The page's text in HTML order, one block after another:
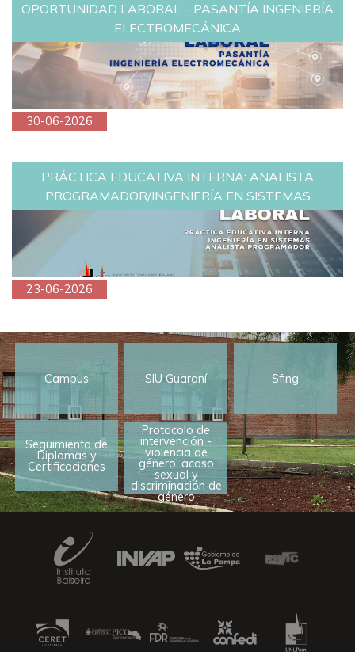
OPORTUNIDAD LABORAL – PASANTÍA INGENIERÍA
ELECTROMECÁNICA
30-06-2026
PRÁCTICA EDUCATIVA INTERNA: ANALISTA
PROGRAMADOR/INGENIERÍA EN SISTEMAS
23-06-2026
Campus SIU Guaraní Sfing
Seguimiento de
Diplomas y
Certificaciones
Protocolo de
intervención -
violencia de
género, acoso
sexual y
discriminación de
género